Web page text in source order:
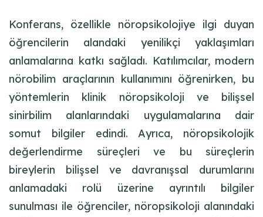
Konferans, özellikle nöropsikolojiye ilgi duyan
öğrencilerin alandaki yenilikçi yaklaşımları
anlamalarına katkı sağladı. Katılımcılar, modern
nörobilim araçlarının kullanımını öğrenirken, bu
yöntemlerin klinik nöropsikoloji ve bilişsel
sinirbilim alanlarındaki uygulamalarına dair
somut bilgiler edindi. Ayrıca, nöropsikolojik
değerlendirme süreçleri ve bu süreçlerin
bireylerin bilişsel ve davranışsal durumlarını
anlamadaki rolü üzerine ayrıntılı bilgiler
sunulması ile öğrenciler, nöropsikoloji alanındaki